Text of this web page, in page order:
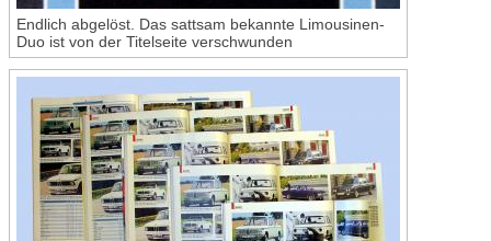
Endlich abgelöst. Das sattsam bekannte Limousinen-
Duo ist von der Titelseite verschwunden